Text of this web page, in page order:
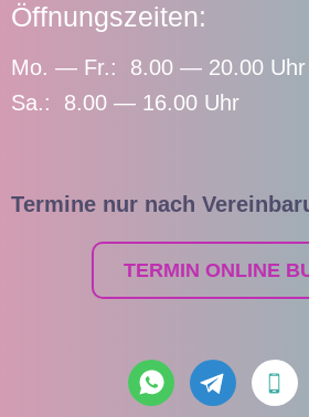
Öffnungszeiten:
Mo. — Fr.: 8.00 — 20.00 Uhr
Sa.: 8.00 — 16.00 Uhr
Termine nur nach
TERMIN ONLINE